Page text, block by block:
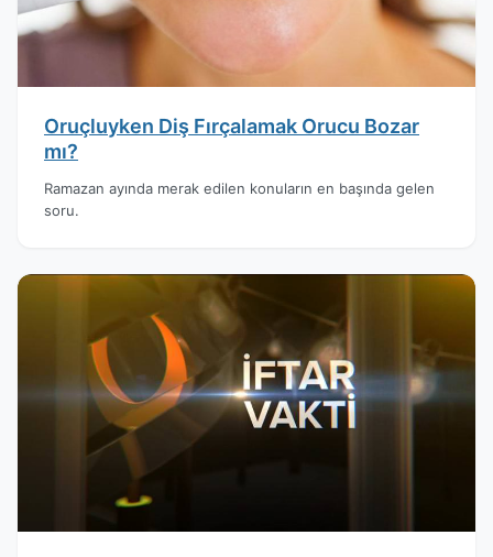
Oruçluyken Diş Fırçalamak Orucu Bozar
mı?
Ramazan ayında merak edilen konuların en başında gelen
soru.